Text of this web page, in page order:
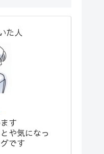
た人
す
や気になっ
です